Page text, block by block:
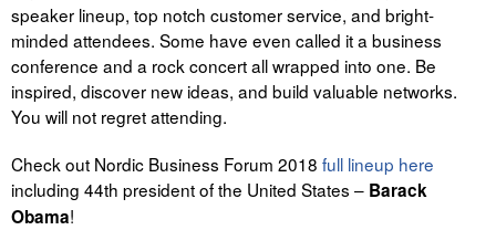
Tegevused
Publikatsioonid
Arvamus
ICC WBO
speaker lineup, top notch customer service, and bright-
minded attendees. Some have even called it a business
conference and a rock concert all wrapped into one. Be
inspired, discover new ideas, and build valuable networks.
You will not regret attending.
Check out Nordic Business Forum 2018 full lineup here
including 44th president of the United States – Barack
Obama!